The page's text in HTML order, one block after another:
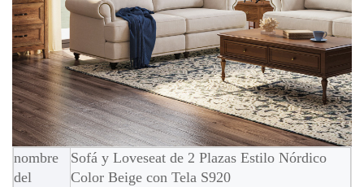
nombre
del
Sofá y Loveseat de 2 Plazas Estilo Nórdico
Color Beige con Tela S920